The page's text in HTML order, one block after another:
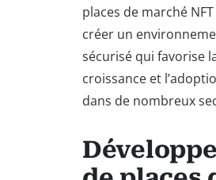
places de marché
créer un
sécurisé qui favorise
croissance et
dans de nombreux